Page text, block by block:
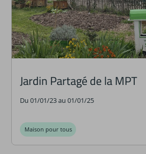
Jardin Partagé de la MPT
Du 01/01/23 au 01/01/25
Maison pour tous